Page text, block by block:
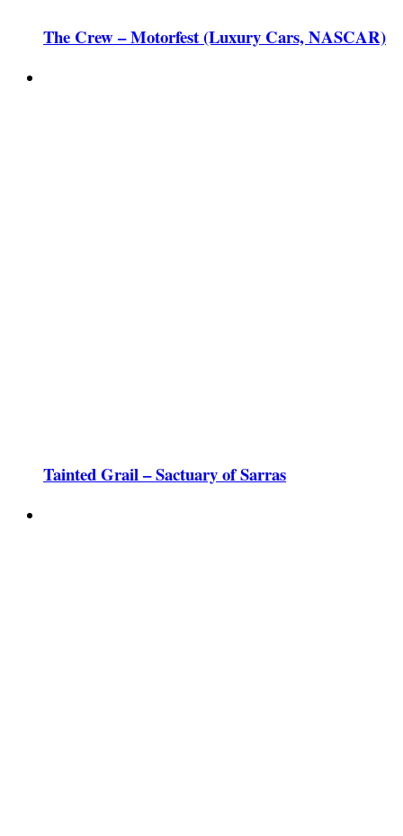
The Crew – Motorfest (Luxury Cars, NASCAR)
Tainted Grail – Sactuary of Sarras